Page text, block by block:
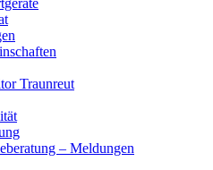
Traunreut
– Meldungen